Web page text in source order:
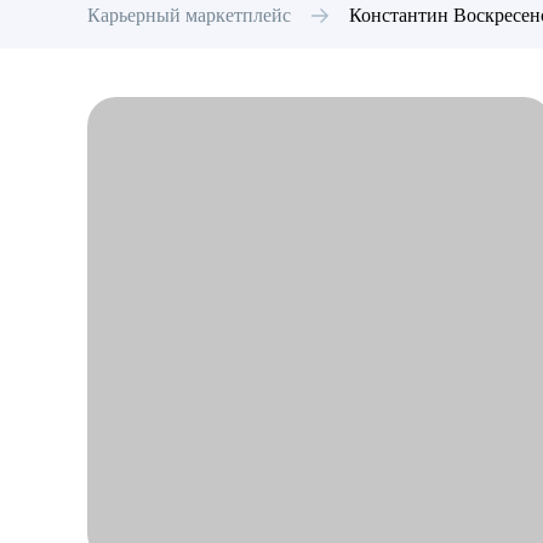
Карьерный маркетплейс Константин